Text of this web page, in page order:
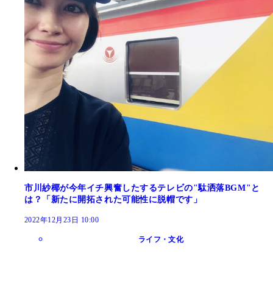
市川紗椰が今年イチ興奮したするテレビの"駄洒落BGM"と
は？「新たに開拓された可能性に脱帽です」
2022年12月23日 10:00
ライフ・文化